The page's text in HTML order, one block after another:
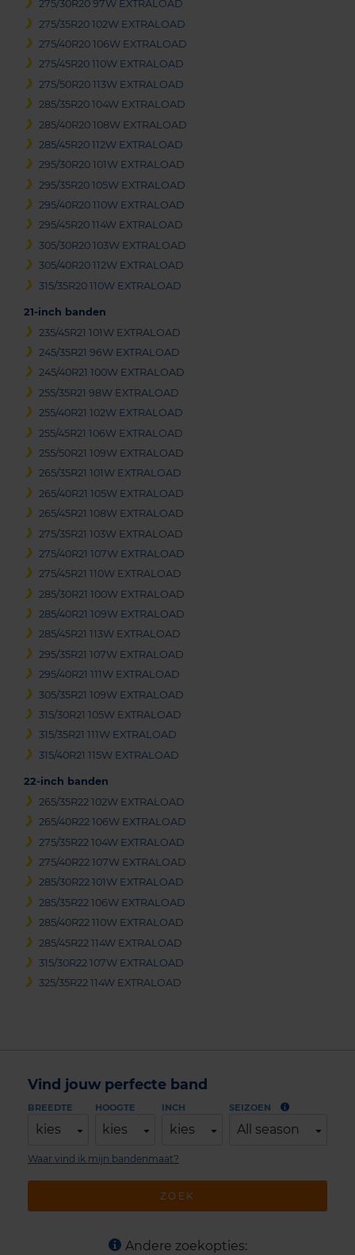
275/30R20 97W EXTRALOAD
275/35R20 102W EXTRALOAD
275/40R20 106W EXTRALOAD
275/45R20 110W EXTRALOAD
275/50R20 113W EXTRALOAD
285/35R20 104W EXTRALOAD
285/40R20 108W EXTRALOAD
285/45R20 112W EXTRALOAD
295/30R20 101W EXTRALOAD
295/35R20 105W EXTRALOAD
295/40R20 110W EXTRALOAD
295/45R20 114W EXTRALOAD
305/30R20 103W EXTRALOAD
305/40R20 112W EXTRALOAD
315/35R20 110W EXTRALOAD
21-inch banden
235/45R21 101W EXTRALOAD
245/35R21 96W EXTRALOAD
245/40R21 100W EXTRALOAD
255/35R21 98W EXTRALOAD
255/40R21 102W EXTRALOAD
255/45R21 106W EXTRALOAD
255/50R21 109W EXTRALOAD
265/35R21 101W EXTRALOAD
265/40R21 105W EXTRALOAD
265/45R21 108W EXTRALOAD
275/35R21 103W EXTRALOAD
275/40R21 107W EXTRALOAD
275/45R21 110W EXTRALOAD
285/30R21 100W EXTRALOAD
285/40R21 109W EXTRALOAD
285/45R21 113W EXTRALOAD
295/35R21 107W EXTRALOAD
295/40R21 111W EXTRALOAD
305/35R21 109W EXTRALOAD
315/30R21 105W EXTRALOAD
315/35R21 111W EXTRALOAD
315/40R21 115W EXTRALOAD
22-inch banden
265/35R22 102W EXTRALOAD
265/40R22 106W EXTRALOAD
275/35R22 104W EXTRALOAD
275/40R22 107W EXTRALOAD
285/30R22 101W EXTRALOAD
285/35R22 106W EXTRALOAD
285/40R22 110W EXTRALOAD
285/45R22 114W EXTRALOAD
315/30R22 107W EXTRALOAD
325/35R22 114W EXTRALOAD
Vind jouw perfecte band
BREEDTE
kies
HOOGTE
kies
INCH
kies
SEIZOEN
All season
ZOEK
Waar vind ik mijn bandenmaat?
Andere zoekopties: